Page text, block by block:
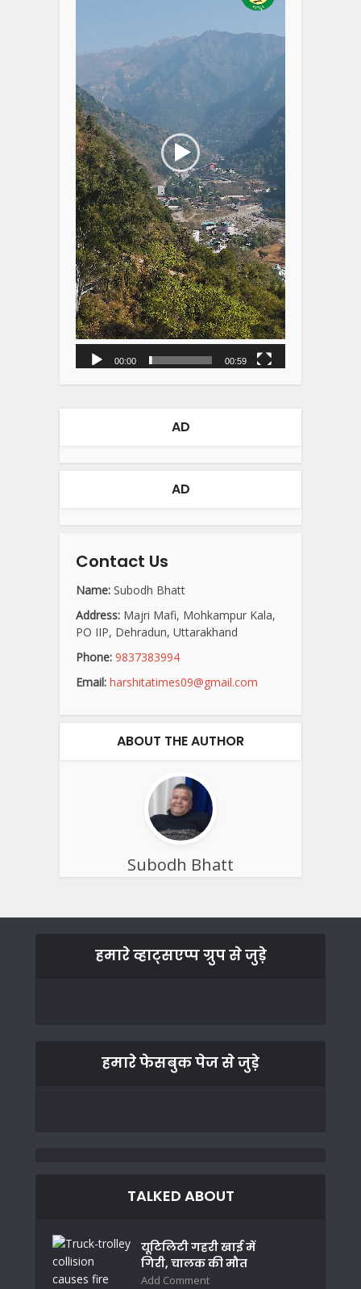
00:00 00:59
AD
AD
Contact Us
Name: Subodh Bhatt
Address: Majri Mafi, Mohkampur Kala,
PO IIP, Dehradun, Uttarakhand
Phone: 9837383994
Email: harshitatimes09@gmail.com
ABOUT THE AUTHOR
Subodh Bhatt
हमारे व्हाट्सएप्प ग्रुप से जुड़े
हमारे फेसबुक पेज से जुड़े
TALKED ABOUT
यूटिलिटी गहरी खाई में
गिरी, चालक की मौत
Add Comment